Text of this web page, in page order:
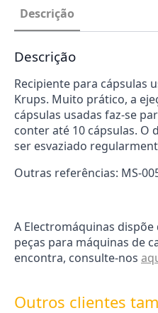
0055334
Descrição
Descrição
Recipiente para cápsulas
Krups. Muito prático, a
cápsulas usadas faz-se
conter até 10 cápsulas. O
ser esvaziado
Outras referências: MS-
A Electromáquinas
peças para máquinas de
encontra, consulte-nos
Outros clientes